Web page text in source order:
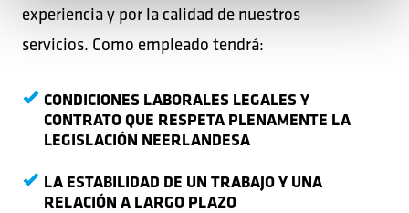
experiencia y por la calidad de nuestros
servicios. Como empleado tendrá:
CONDICIONES LABORALES LEGALES Y
CONTRATO QUE RESPETA PLENAMENTE LA
LEGISLACIÓN NEERLANDESA
LA ESTABILIDAD DE UN TRABAJO Y UNA
RELACIÓN A LARGO PLAZO